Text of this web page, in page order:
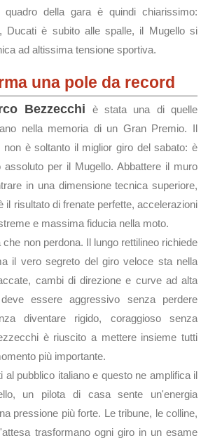
della gara è quindi chiarissimo:
Ducati è subito alle spalle, il Mugello si
ad altissima tensione sportiva.
una pole da record
Bezzecchi è stata una di quelle
nella memoria di un Gran Premio. Il
non è soltanto il miglior giro del sabato: è
assoluto per il Mugello. Abbattere il muro
in una dimensione tecnica superiore,
il risultato di frenate perfette, accelerazioni
e massima fiducia nella moto.
non perdona. Il lungo rettilineo richiede
il vero segreto del giro veloce sta nella
cambi di direzione e curve ad alta
essere aggressivo senza perdere
diventare rigido, coraggioso senza
è riuscito a mettere insieme tutti
più importante.
al pubblico italiano e questo ne amplifica il
un pilota di casa sente un'energia
pressione più forte. Le tribune, le colline,
trasformano ogni giro in un esame